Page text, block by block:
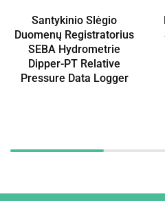
Santykinio Slėgio
Duomenų Registratorius
SEBA Hydrometrie
Dipper-PT Relative
Pressure Data Logger